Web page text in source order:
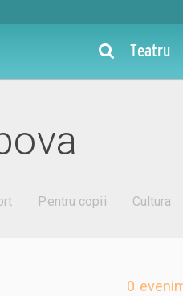
Teatru
Pentru copii Cultura
0